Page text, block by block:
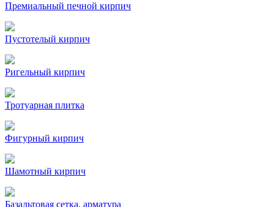
Премиальный печной кирпич
Пустотелый кирпич
Ригельный кирпич
Тротуарная плитка
Фигурный кирпич
Шамотный кирпич
Базальтовая сетка, арматура